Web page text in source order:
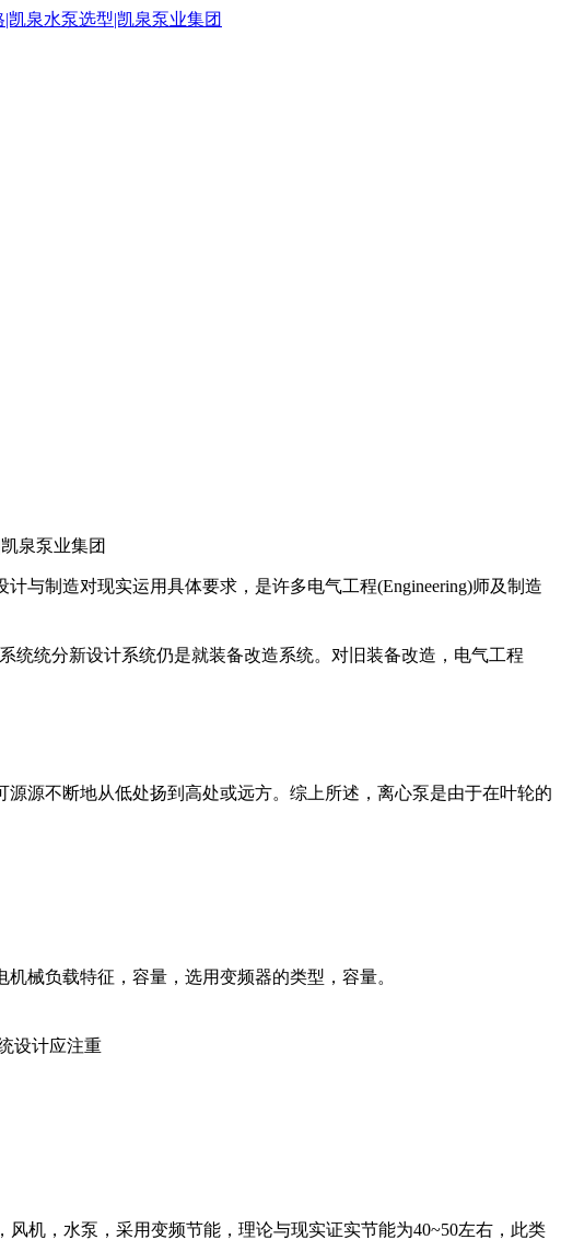
制造对现实运用具体要求，是许多电气工程(Engineering)师及制造
统分新设计系统仍是就装备改造系统。对旧装备改造，电气工程
源不断地从低处扬到高处或远方。综上所述，离心泵是由于在叶轮的
械负载特征，容量，选用变频器的类型，容量。
设计应注重
机，水泵，采用变频节能，理论与现实证实节能为40~50左右，此类